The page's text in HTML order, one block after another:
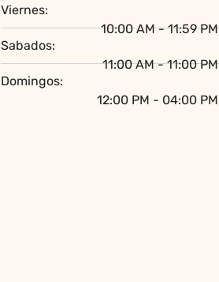
Viernes:
10:00 AM - 11:59 PM
Sabados:
11:00 AM - 11:00 PM
Domingos:
12:00 PM - 04:00 PM